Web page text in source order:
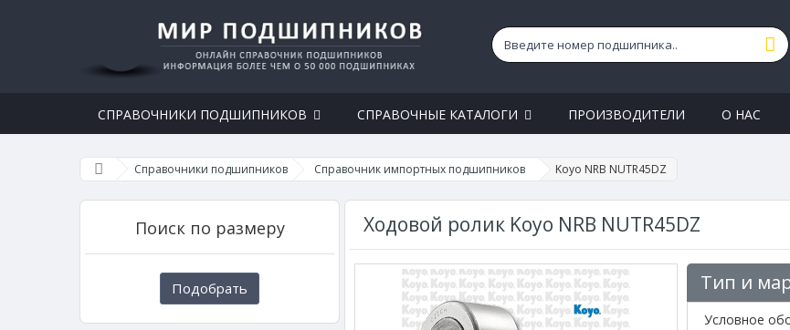
СПРАВОЧНИКИ ПОДШИПНИКОВ СПРАВОЧНЫЕ КАТАЛОГИ ПРОИЗВОДИТЕЛИ О НАС
Справочники подшипников Справочник импортных подшипников Koyo NRB NUTR45DZ
Поиск по размеру
Подобрать
Ходовой ролик Koyo NRB NUTR45DZ
Тип и
Условное